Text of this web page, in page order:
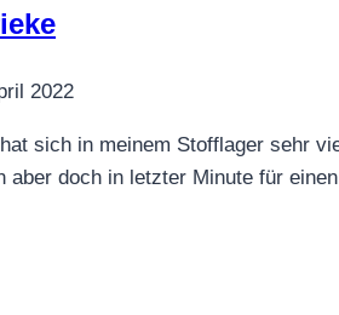
2022
sich in meinem Stofflager sehr
aber doch in letzter Minute für